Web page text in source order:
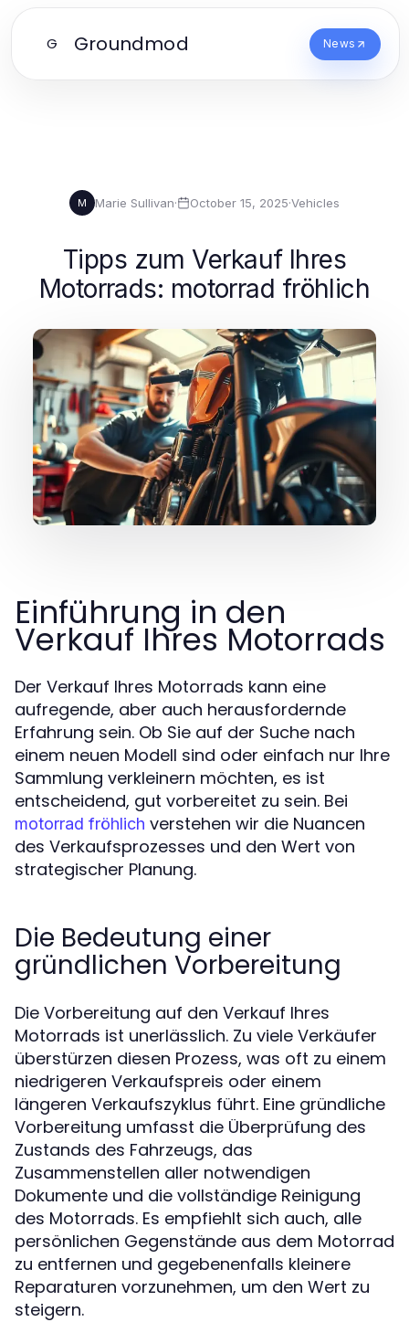
G Groundmod News
M Marie Sullivan· October 15, 2025·Vehicles
Tipps zum Verkauf Ihres
Motorrads: motorrad fröhlich
Einführung in den
Verkauf Ihres Motorrads
Der Verkauf Ihres Motorrads kann eine
aufregende, aber auch herausfordernde
Erfahrung sein. Ob Sie auf der Suche nach
einem neuen Modell sind oder einfach nur Ihre
Sammlung verkleinern möchten, es ist
entscheidend, gut vorbereitet zu sein. Bei
motorrad fröhlich verstehen wir die Nuancen
des Verkaufsprozesses und den Wert von
strategischer Planung.
Die Bedeutung einer
gründlichen Vorbereitung
Die Vorbereitung auf den Verkauf Ihres
Motorrads ist unerlässlich. Zu viele Verkäufer
überstürzen diesen Prozess, was oft zu einem
niedrigeren Verkaufspreis oder einem
längeren Verkaufszyklus führt. Eine gründliche
Vorbereitung umfasst die Überprüfung des
Zustands des Fahrzeugs, das
Zusammenstellen aller notwendigen
Dokumente und die vollständige Reinigung
des Motorrads. Es empfiehlt sich auch, alle
persönlichen Gegenstände aus dem Motorrad
zu entfernen und gegebenenfalls kleinere
Reparaturen vorzunehmen, um den Wert zu
steigern.